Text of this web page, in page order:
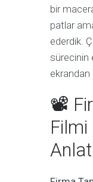
bir
patlar
ederdik.
sürecinin
ekrandan
📽